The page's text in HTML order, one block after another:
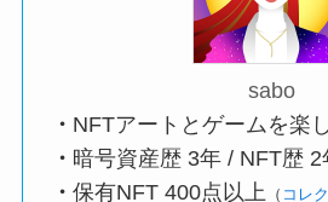
sabo
・ NFTアートとゲームを楽
・ 暗号資産歴 3年 / NFT歴 2
・保有NFT 400点以上 （ コレ